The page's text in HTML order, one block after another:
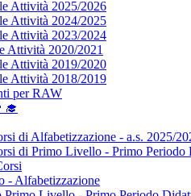
Attività 2025/2026
Attività 2024/2025
Attività 2023/2024
Attività 2020/2021
Attività 2019/2020
Attività 2018/2019
per RAW
di Alfabetizzazione - a.s. 2025/
di Primo Livello - Primo Periodo
- Alfabetizzazione